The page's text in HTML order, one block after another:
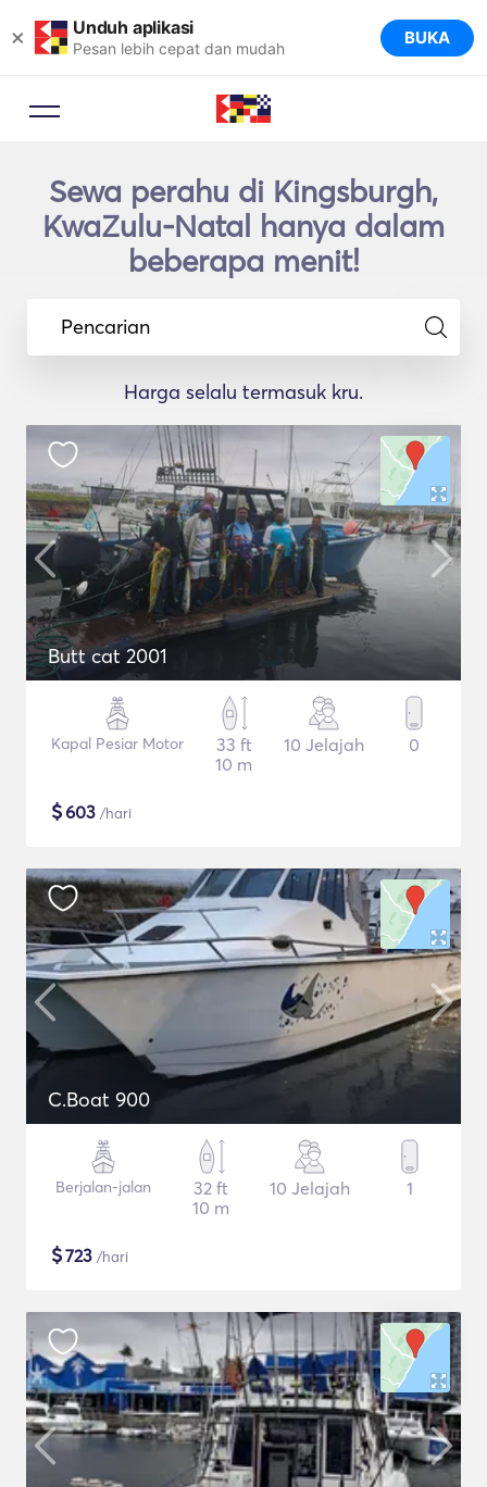
× Unduh aplikasi
Pesan lebih cepat dan mudah BUKA
Sewa perahu di Kingsburgh,
KwaZulu-Natal hanya dalam
beberapa menit!
Pencarian
Harga selalu termasuk kru.
Butt cat 2001
Kapal Pesiar Motor
33 ft
10 m
10 Jelajah 0
$603 /hari
C.Boat 900
Berjalan-jalan
32 ft
10 m
10 Jelajah 1
$723 /hari